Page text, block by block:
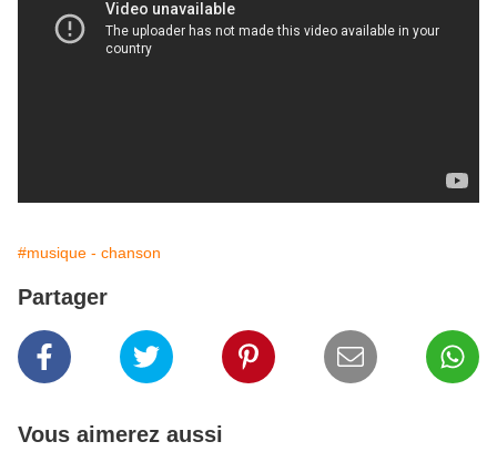
#musique - chanson
Partager
Vous aimerez aussi